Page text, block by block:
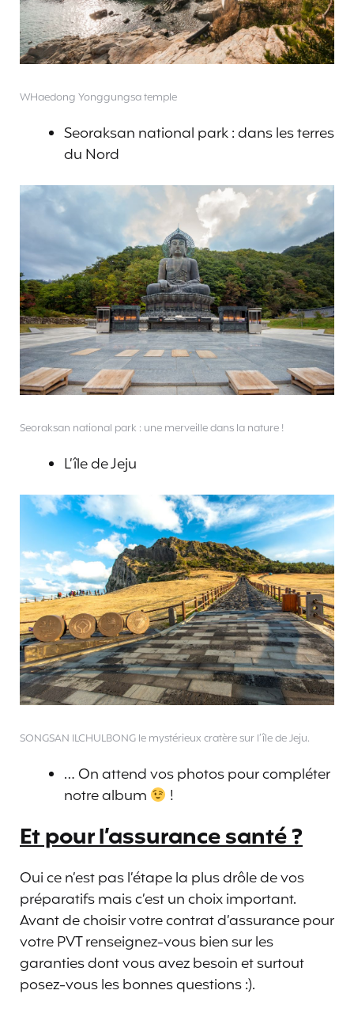
WHaedong Yonggungsa temple
Seoraksan national park : dans les terres
du Nord
Seoraksan national park : une merveille dans la nature !
L’île de Jeju
SONGSAN ILCHULBONG le mystérieux cratère sur l’île de Jeju.
… On attend vos photos pour compléter
notre album
!
Et pour l’assurance santé ?
Oui ce n’est pas l’étape la plus drôle de vos
préparatifs mais c’est un choix important.
Avant de choisir votre contrat d’assurance pour
votre PVT renseignez-vous bien sur les
garanties dont vous avez besoin et surtout
posez-vous les bonnes questions :).